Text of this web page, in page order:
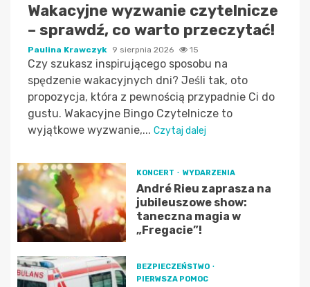
Wakacyjne wyzwanie czytelnicze
– sprawdź, co warto przeczytać!
Paulina Krawczyk 9 sierpnia 2026 15
Czy szukasz inspirującego sposobu na
spędzenie wakacyjnych dni? Jeśli tak, oto
propozycja, która z pewnością przypadnie Ci do
gustu. Wakacyjne Bingo Czytelnicze to
wyjątkowe wyzwanie,... Czytaj dalej
KONCERT WYDARZENIA
André Rieu zaprasza na
jubileuszowe show:
taneczna magia w
„Fregacie”!
BEZPIECZEŃSTWO
PIERWSZA POMOC